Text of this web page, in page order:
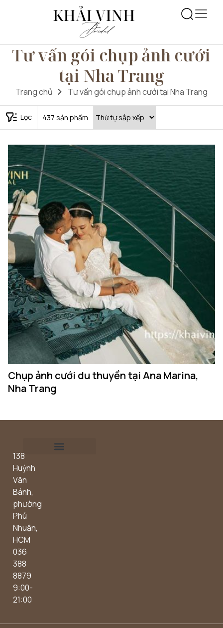
Tư vấn gói chụp ảnh cưới
tại Nha Trang
Trang chủ Tư vấn gói chụp ảnh cưới tại Nha Trang
Lọc 437 sản phẩm
Chụp ảnh cưới du thuyền tại Ana Marina,
Nha Trang
138
Huỳnh
Văn
Bánh,
phường
Phú
Nhuận,
HCM
036
388
8879
9:00-
21:00